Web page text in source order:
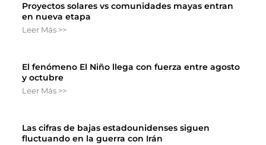
Proyectos solares vs comunidades mayas entran
en nueva etapa
Leer Más >>
El fenómeno El Niño llega con fuerza entre agosto
y octubre
Leer Más >>
Las cifras de bajas estadounidenses siguen
fluctuando en la guerra con Irán